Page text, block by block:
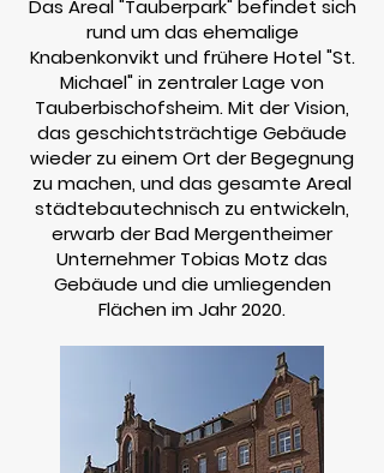
Das Areal "Tauberpark" befindet sich
rund um das ehemalige
Knabenkonvikt und frühere Hotel "St.
Michael" in zentraler Lage von
Tauberbischofsheim. Mit der Vision,
das geschichtsträchtige Gebäude
wieder zu einem Ort der Begegnung
zu machen, und das gesamte Areal
städtebautechnisch zu entwickeln,
erwarb der Bad Mergentheimer
Unternehmer Tobias Motz das
Gebäude und die umliegenden
Flächen im Jahr 2020.